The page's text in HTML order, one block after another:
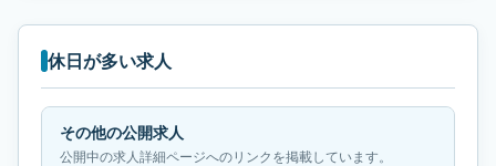
休日が多い求人
その他の公開求人
公開中の求人詳細ページへのリンクを掲載しています。